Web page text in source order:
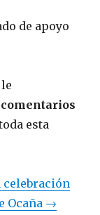
de apoyo
esta
celebración
Ocaña →